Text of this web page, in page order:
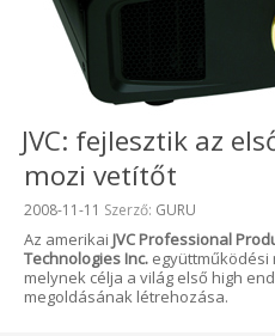
JVC: fejlesztik az
mozi vetítőt
Beküldve:
2008-11-11 Szerző: GURU
Az amerikai JVC Professional
Technologies Inc. együttműködési
melynek célja a világ első high
megoldásának létrehozása.